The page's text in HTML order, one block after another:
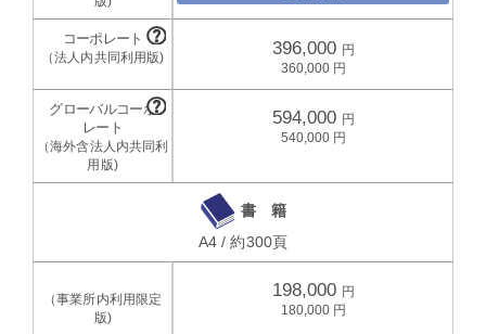
396,000
360,000
594,000
540,000
書 籍
A4 / 約300頁
198,000
180,000